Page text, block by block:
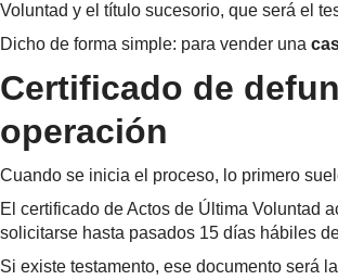
Voluntad y el título sucesorio, que será el
Dicho de forma simple: para vender una
Certificado de
operación
Cuando se inicia el proceso, lo primero
El certificado de Actos de Última Voluntad
solicitarse hasta pasados 15 días hábiles
Si existe testamento, ese documento será